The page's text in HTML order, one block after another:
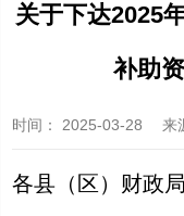
关于下达2025
补助
时间： 2025-03-28 来
各县（区）财政局